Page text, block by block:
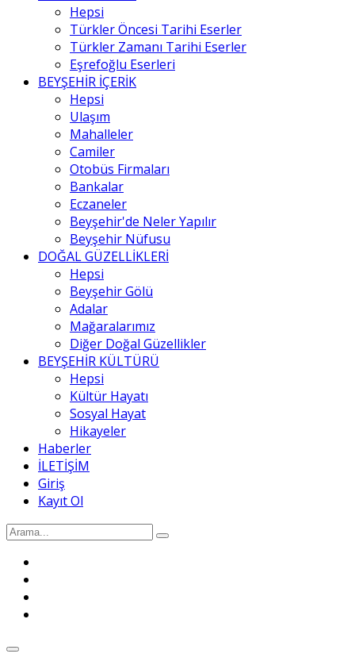
Hepsi
Türkler Öncesi Tarihi Eserler
Türkler Zamanı Tarihi Eserler
Eşrefoğlu Eserleri
BEYŞEHİR İÇERİK
Hepsi
Ulaşım
Mahalleler
Camiler
Otobüs Firmaları
Bankalar
Eczaneler
Beyşehir'de Neler Yapılır
Beyşehir Nüfusu
DOĞAL GÜZELLİKLERİ
Hepsi
Beyşehir Gölü
Adalar
Mağaralarımız
Diğer Doğal Güzellikler
BEYŞEHİR KÜLTÜRÜ
Hepsi
Kültür Hayatı
Sosyal Hayat
Hikayeler
Haberler
İLETİŞİM
Giriş
Kayıt Ol